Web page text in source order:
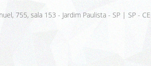
755, sala 153 - Jardim Paulista - SP | SP -